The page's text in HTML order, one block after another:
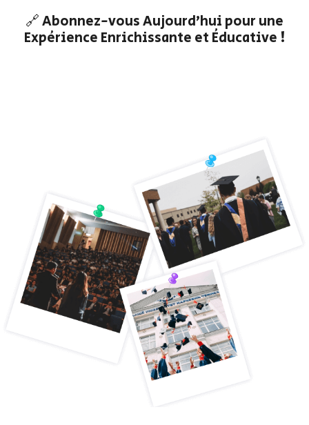
🔗 Abonnez-vous Aujourd'hui pour une
Expérience Enrichissante et Éducative !